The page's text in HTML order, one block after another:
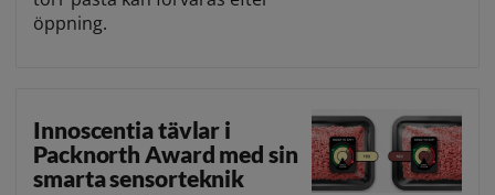
öppning.
Innoscentia tävlar i
Packnorth Award med sin
smarta sensorteknik